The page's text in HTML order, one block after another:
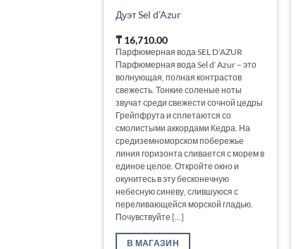
Дуэт Sel d’Azur
₸ 16,710.00
Парфюмерная вода SEL D’AZUR
Парфюмерная вода Sel d`Azur – это
волнующая, полная контрастов
свежесть. Тонкие соленые ноты
звучат среди свежести сочной цедры
Грейпфрута и сплетаются со
смолистыми аккордами Кедра. На
средиземноморском побережье
линия горизонта сливается с морем в
единое целое. Откройте окно и
окунитесь в эту бесконечную
небесную синеву, слившуюся с
переливающейся морской гладью.
Почувствуйте [...]
В МАГАЗИН